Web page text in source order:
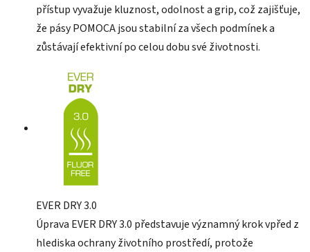
přístup vyvažuje kluznost, odolnost a grip, což zajišťuje,
že pásy POMOCA jsou stabilní za všech podmínek a
zůstávají efektivní po celou dobu své životnosti.
EVER DRY 3.0
Úprava EVER DRY 3.0 představuje významný krok vpřed z
hlediska ochrany životního prostředí, protože